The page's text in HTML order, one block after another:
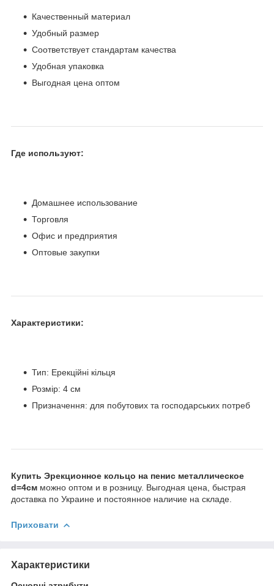
Качественный материал
Удобный размер
Соответствует стандартам качества
Удобная упаковка
Выгодная цена оптом
Где используют:
Домашнее использование
Торговля
Офис и предприятия
Оптовые закупки
Характеристики:
Тип: Ерекційні кільця
Розмір: 4 см
Призначення: для побутових та господарських потреб
Купить Эрекционное кольцо на пенис металлическое
d=4см можно оптом и в розницу. Выгодная цена, быстрая
доставка по Украине и постоянное наличие на складе.
Приховати
Характеристики